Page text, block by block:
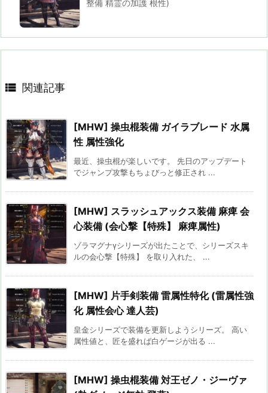
整備 精霊の加護 根性)
 関連記事
[MHW] 操虫棍装備 ガイラブレード 水属
性 属性強化
最近、操虫棍が楽しいです。 先日のアップデート
でジャンプ攻撃もちょびっと修正され ...
[MHW] スラッシュアックス装備 麻痺 会
心装備 (会心撃【特殊】 麻痺属性)
ゾラマグナγシリーズが出たことで、シリーズスキ
ルの会心撃【特殊】 を取り入れた、 ...
[MHW] 片手剣装備 雷属性特化 (雷属性強
化 属性会心 達人芸)
皇金シリーズで装備を更新しようシリーズ。 高い
属性値と、匠を盛れば白ゲージが出る ...
[MHW] 操虫棍装備 対王ゼノ・ジーヴァ